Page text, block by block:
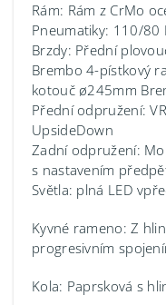
Rám: Rám z CrMo
Pneumatiky: 110/80
Brzdy: Přední
Brembo 4-pístkový
kotouč ø245mm
Přední odpružení:
UpsideDown
Zadní odpružení:
s nastavením
Světla: plná LED
Kyvné rameno: Z
progresivním
Kola: Paprsková s